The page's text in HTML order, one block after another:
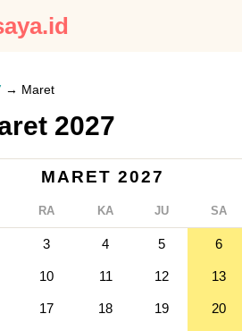
→ Maret
2027
MARET 2027
RA KA JU SA
3 4 5 6
10 11 12 13
17 18 19 20